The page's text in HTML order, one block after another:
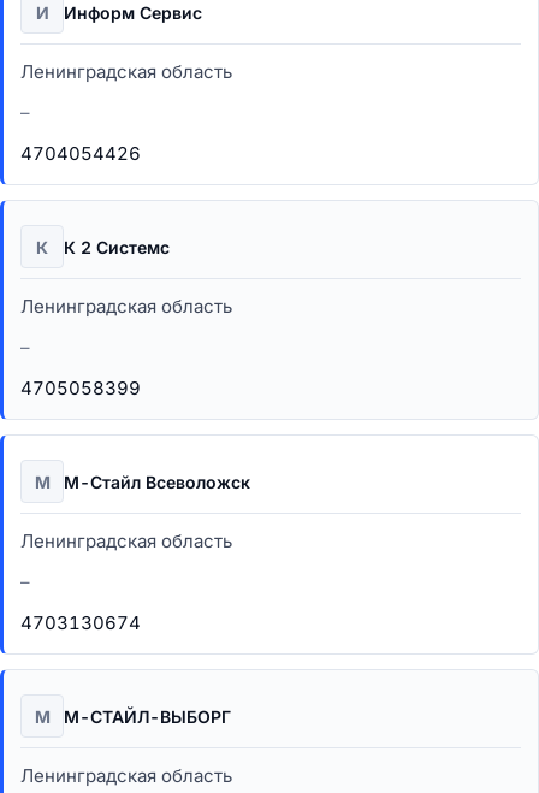
И Информ Сервис
Ленинградская область
–
4704054426
К К 2 Системс
Ленинградская область
–
4705058399
М М-Стайл Всеволожск
Ленинградская область
–
4703130674
М М-СТАЙЛ-ВЫБОРГ
Ленинградская область